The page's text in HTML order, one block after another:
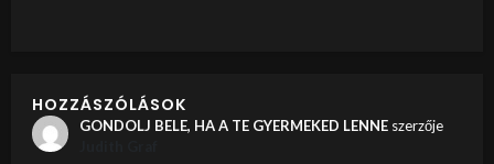
HOZZÁSZÓLÁSOK
GONDOLJ BELE, HA A TE GYERMEKED LENNEszerzője